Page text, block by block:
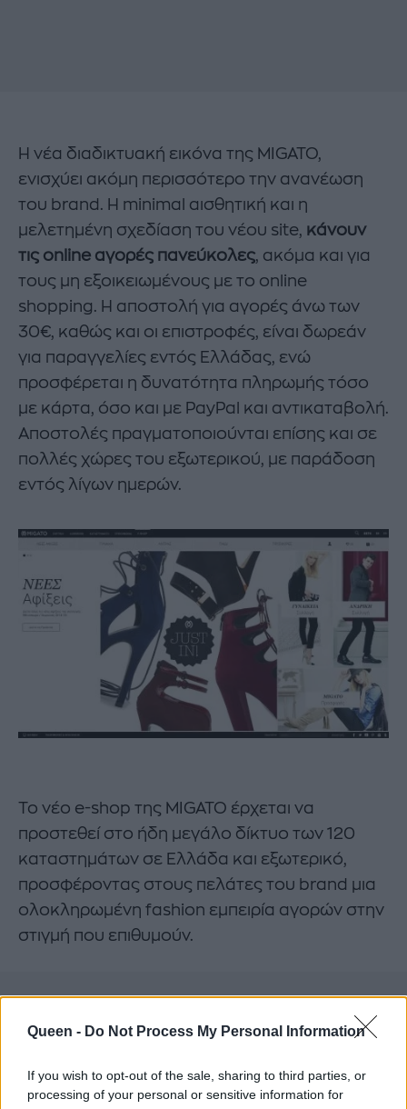
Queen - Do Not Process My Personal Information
If you wish to opt-out of the sale, sharing to third parties, or
processing of your personal or sensitive information for
Η νέα διαδικτυακή εικόνα της MIGATO,
ενισχύει ακόμη περισσότερο την ανανέωση
του brand. Η minimal αισθητική και η
μελετημένη σχεδίαση του νέου site, κάνουν
τις online αγορές πανεύκολες, ακόμα και για
τους μη εξοικειωμένους με το online
shopping. Η αποστολή για αγορές άνω των
30€, καθώς και οι επιστροφές, είναι δωρεάν
για παραγγελίες εντός Ελλάδας, ενώ
προσφέρεται η δυνατότητα πληρωμής τόσο
με κάρτα, όσο και με PayPal και αντικαταβολή.
Αποστολές πραγματοποιούνται επίσης και σε
πολλές χώρες του εξωτερικού, με παράδοση
εντός λίγων ημερών.
Το νέο e-shop της MIGATO έρχεται να
προστεθεί στο ήδη μεγάλο δίκτυο των 120
καταστημάτων σε Ελλάδα και εξωτερικό,
προσφέροντας στους πελάτες του brand μια
ολοκληρωμένη fashion εμπειρία αγορών στην
στιγμή που επιθυμούν.